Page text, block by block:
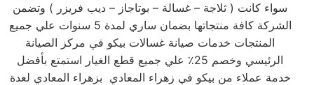
سواء كانت ( ثلاجة – غسالة – بوتاجاز – ديب فريزر ) وتضمن
الشركة كافة منتجاتها بضمان ساري لمدة 5 سنوات علي جميع
المنتجات خدمات صيانة غسالات بيكو في مركز الصيانة
الرئيسي وخصم 25٪ علي جميع قطع الغيار استمتع بأفضل
خدمة عملاء من بيكو في زهراء المعادي بزهراء المعادي لعدة